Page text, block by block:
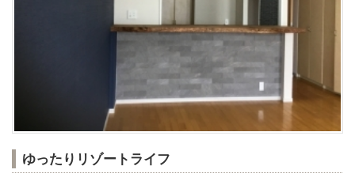
ゆったりリゾートライフ